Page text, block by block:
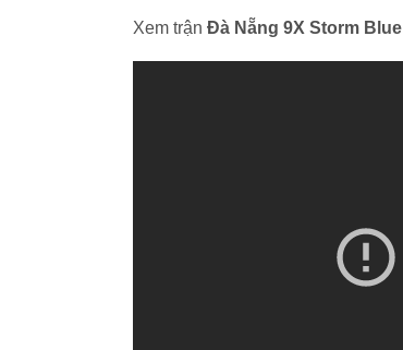
Xem trận Đà Nẵng 9X Storm Blue